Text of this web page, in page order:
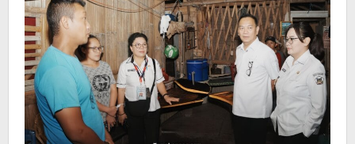
Masyarakat
Berpenghasilan
Rendah